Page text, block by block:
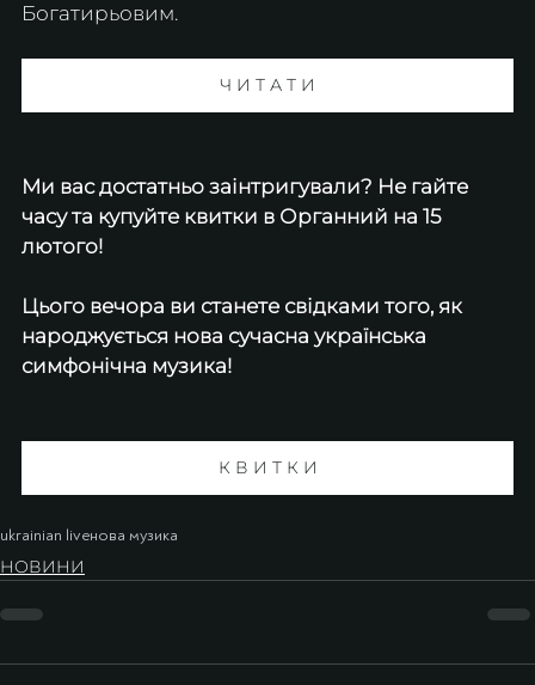
Богатирьовим.
Ч И Т А Т И
Ми вас достатньо заінтригували? Не гайте
часу та купуйте квитки в Органний на 15
лютого!
Цього вечора ви станете свідками того, як
народжується нова сучасна українська
симфонічна музика!
К В И Т К И
ukrainian liveнова музика
НОВИНИ